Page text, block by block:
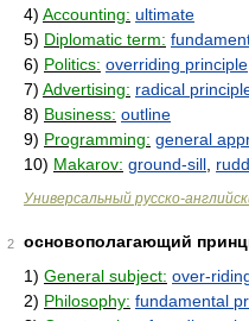
4) Accounting: ultimate
5) Diplomatic term:
6) Politics: overriding principle
7) Advertising: radical
8) Business: outline
9) Programming: general
10) Makarov: ground-sill
Универсальный русско-
2
основополагающий
1) General subject: over-
2) Philosophy: fundamental